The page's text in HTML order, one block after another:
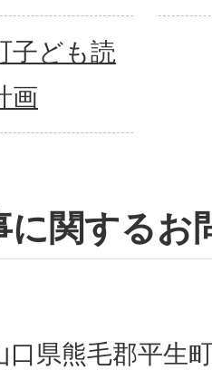
子ども読
画
に関するお
口県熊毛郡平生